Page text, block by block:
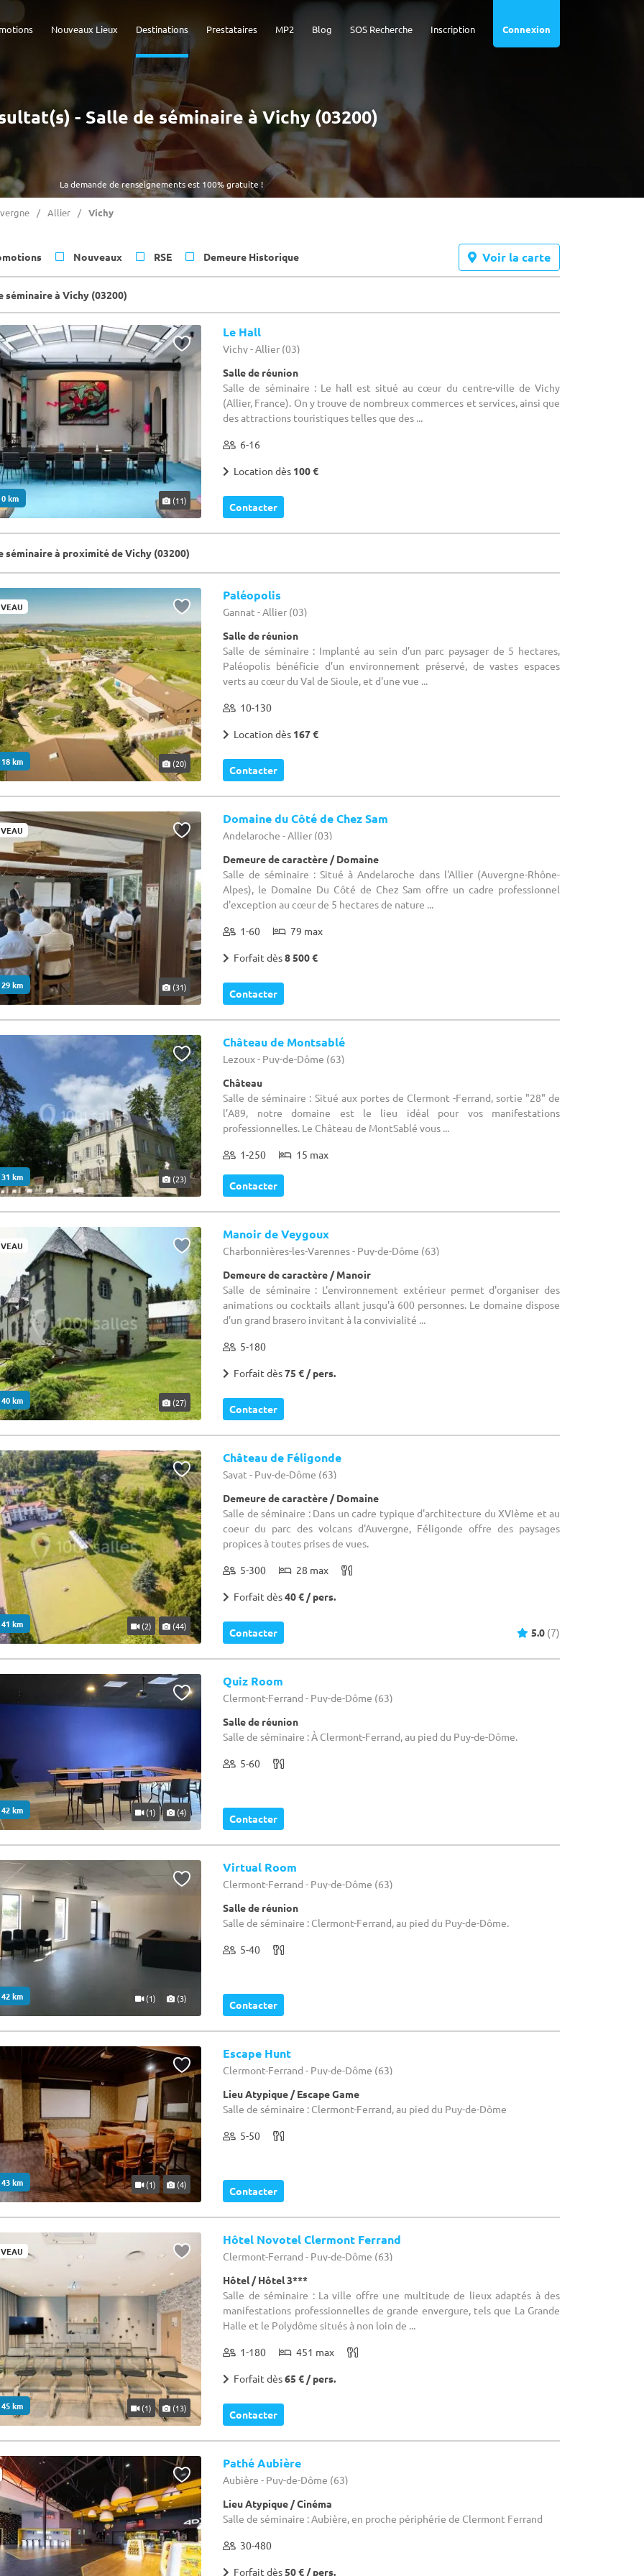
Connexion
Inscription
SOS Recherche
Blog
MP2
Prestataires
Destinations
Nouveaux Lieux
La demande de renseignements est 100% gratuite !
- Salle de séminaire à Vichy (03200)
Allier Vichy
Nouveaux RSE Demeure Historique Voir la carte
séminaire à Vichy (03200)
km (11)
Le Hall
Vichy - Allier (03)
Salle de réunion
Salle de séminaire : Le hall est situé au cœur du centre-ville de Vichy
(Allier, France). On y trouve de nombreux commerces et services, ainsi que
des attractions touristiques telles que des ...
6-16
Location dès 100 €
Contacter
séminaire à proximité de Vichy (03200)
km (20)
Paléopolis
Gannat - Allier (03)
Salle de réunion
Salle de séminaire : Implanté au sein d’un parc paysager de 5 hectares,
Paléopolis bénéficie d’un environnement préservé, de vastes espaces
verts au cœur du Val de Sioule, et d'une vue ...
10-130
Location dès 167 €
Contacter
km (31)
Domaine du Côté de Chez Sam
Andelaroche - Allier (03)
Demeure de caractère / Domaine
Salle de séminaire : Situé à Andelaroche dans l'Allier (Auvergne-Rhône-
Alpes), le Domaine Du Côté de Chez Sam offre un cadre professionnel
d'exception au cœur de 5 hectares de nature ...
1-60 79 max
Forfait dès8 500 €
Contacter
km (23)
Château de Montsablé
Lezoux - Puy-de-Dôme (63)
Château
Salle de séminaire : Situé aux portes de Clermont -Ferrand, sortie "28" de
l’A89, notre domaine est le lieu idéal pour vos manifestations
professionnelles. Le Château de MontSablé vous ...
1-250 15 max
Contacter
km (27)
Manoir de Veygoux
Charbonnières-les-Varennes - Puy-de-Dôme (63)
Demeure de caractère / Manoir
Salle de séminaire : L'environnement extérieur permet d'organiser des
animations ou cocktails allant jusqu'à 600 personnes. Le domaine dispose
d'un grand brasero invitant à la convivialité ...
5-180
Forfait dès75 € / pers.
Contacter
km (2) (44)
Château de Féligonde
Sayat - Puy-de-Dôme (63)
Demeure de caractère / Domaine
Salle de séminaire : Dans un cadre typique d'architecture du XVIème et au
coeur du parc des volcans d'Auvergne, Féligonde offre des paysages
propices à toutes prises de vues.
5-300 28 max
Forfait dès40 € / pers.
Contacter 5.0 (7)
km (1) (4)
Quiz Room
Clermont-Ferrand - Puy-de-Dôme (63)
Salle de réunion
Salle de séminaire : À Clermont-Ferrand, au pied du Puy-de-Dôme.
5-60
Contacter
km (1) (3)
Virtual Room
Clermont-Ferrand - Puy-de-Dôme (63)
Salle de réunion
Salle de séminaire : Clermont-Ferrand, au pied du Puy-de-Dôme.
5-40
Contacter
km (1) (4)
Escape Hunt
Clermont-Ferrand - Puy-de-Dôme (63)
Lieu Atypique / Escape Game
Salle de séminaire : Clermont-Ferrand, au pied du Puy-de-Dôme
5-50
Contacter
km (1) (13)
Hôtel Novotel Clermont Ferrand
Clermont-Ferrand - Puy-de-Dôme (63)
Hôtel / Hôtel 3***
Salle de séminaire : La ville offre une multitude de lieux adaptés à des
manifestations professionnelles de grande envergure, tels que La Grande
Halle et le Polydôme situés à non loin de ...
1-180 451 max
Forfait dès65 € / pers.
Contacter
Pathé Aubière
Aubière - Puy-de-Dôme (63)
Lieu Atypique / Cinéma
Salle de séminaire : Aubière, en proche périphérie de Clermont Ferrand
30-480
Forfait dès50 € / pers.